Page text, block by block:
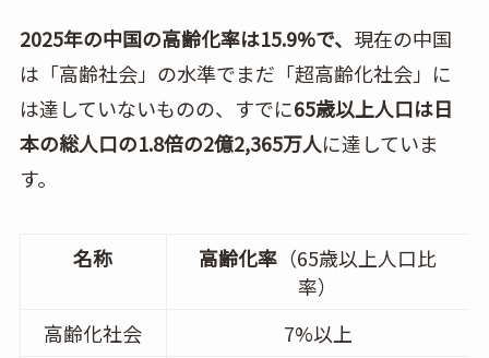
2025年の中国の高齢化率は15.9%で、 現在の中国
は「高齢社会」の水準でまだ「超高齢化社会」に
は達していないものの、すでに65歳以上人口は日
本の総人口の1.8倍の2億2,365万人に達していま
す。
名称 高齢化率 （65歳以上人口比
率）
高齢化社会
7%以上